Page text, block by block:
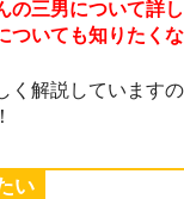
の三男について詳
ついても知りたく
く解説しています
い